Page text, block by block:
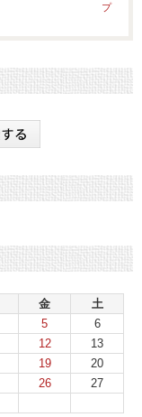
プ
金
土
5
6
12
13
19
20
26
27